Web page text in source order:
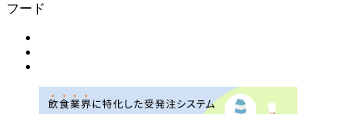
フード